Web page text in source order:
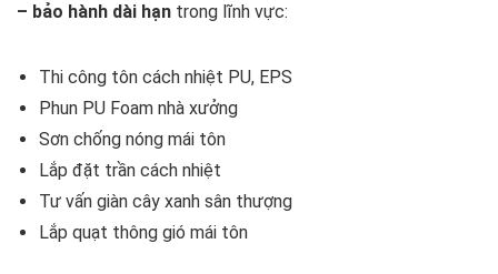
– bảo hành dài hạn trong lĩnh vực:
Thi công tôn cách nhiệt PU, EPS
Phun PU Foam nhà xưởng
Sơn chống nóng mái tôn
Lắp đặt trần cách nhiệt
Tư vấn giàn cây xanh sân thượng
Lắp quạt thông gió mái tôn